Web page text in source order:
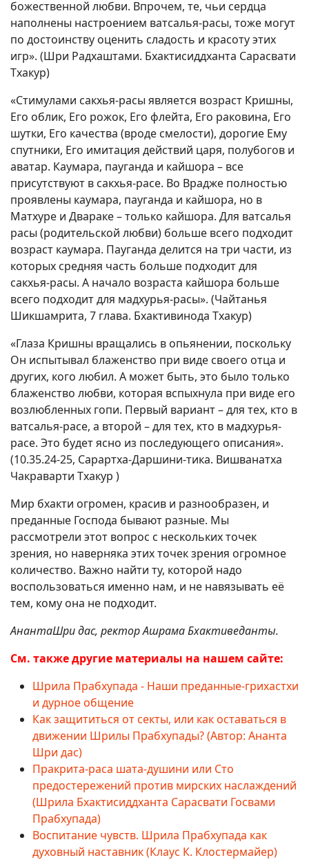
божественной любви. Впрочем, те, чьи сердца
наполнены настроением ватсалья-расы, тоже могут
по достоинству оценить сладость и красоту этих
игр». (Шри Радхаштами. Бхактисиддханта Сарасвати
Тхакур)
«Стимулами сакхья-расы является возраст Кришны,
Его облик, Его рожок, Его флейта, Его раковина, Его
шутки, Его качества (вроде смелости), дорогие Ему
спутники, Его имитация действий царя, полубогов и
аватар. Каумара, пауганда и кайшора – все
присутствуют в сакхья-расе. Во Врадже полностью
проявлены каумара, пауганда и кайшора, но в
Матхуре и Двараке – только кайшора. Для ватсалья
расы (родительской любви) больше всего подходит
возраст каумара. Пауганда делится на три части, из
которых средняя часть больше подходит для
сакхья-расы. А начало возраста кайшора больше
всего подходит для мадхурья-расы». (Чайтанья
Шикшамрита, 7 глава. Бхактивинода Тхакур)
«Глаза Кришны вращались в опьянении, поскольку
Он испытывал блаженство при виде своего отца и
других, кого любил. А может быть, это было только
блаженство любви, которая вспыхнула при виде его
возлюбленных гопи. Первый вариант – для тех, кто в
ватсалья-расе, а второй – для тех, кто в мадхурья-
расе. Это будет ясно из последующего описания».
(10.35.24-25, Сарартха-Даршини-тика. Вишванатха
Чакраварти Тхакур )
Мир бхакти огромен, красив и разнообразен, и
преданные Господа бывают разные. Мы
рассмотрели этот вопрос с нескольких точек
зрения, но наверняка этих точек зрения огромное
количество. Важно найти ту, которой надо
воспользоваться именно нам, и не навязывать её
тем, кому она не подходит.
АнантаШри дас, ректор Ашрама Бхактиведанты.
См. также другие материалы на нашем сайте:
Шрила Прабхупада - Наши преданные-грихастхи
и дурное общение
Как защититься от секты, или как оставаться в
движении Шрилы Прабхупады? (Автор: Ананта
Шри дас)
Пракрита-раса шата-душини или Сто
предостережений против мирских наслаждений
(Шрила Бхактисиддханта Сарасвати Госвами
Прабхупада)
Воспитание чувств. Шрила Прабхупада как
духовный наставник (Клаус К. Клостермайер)